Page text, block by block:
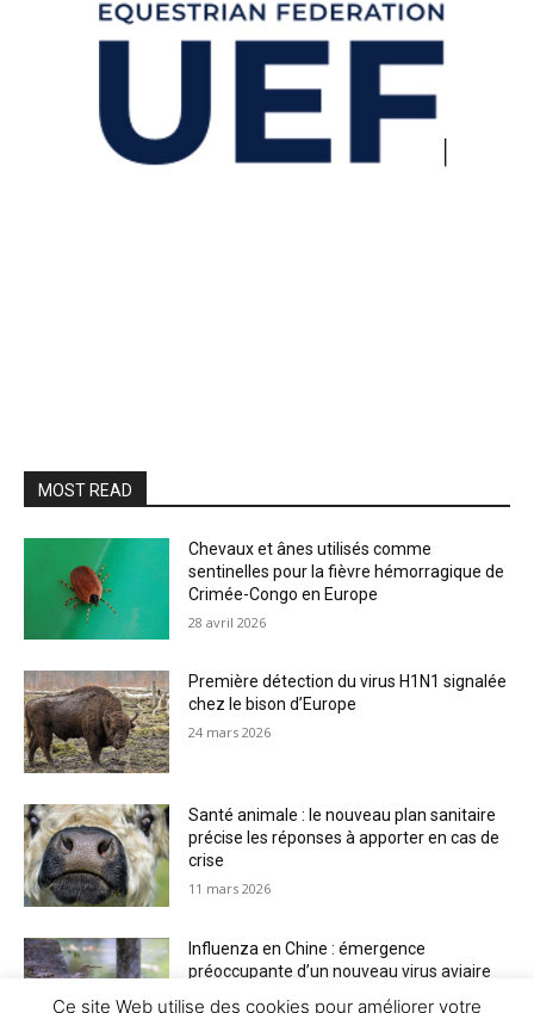
MOST READ
Chevaux et ânes utilisés comme
sentinelles pour la fièvre hémorragique de
Crimée-Congo en Europe
28 avril 2026
Première détection du virus H1N1 signalée
chez le bison d’Europe
24 mars 2026
Santé animale : le nouveau plan sanitaire
précise les réponses à apporter en cas de
crise
11 mars 2026
Influenza en Chine : émergence
préoccupante d’un nouveau virus aviaire
Ce site Web utilise des cookies pour améliorer votre